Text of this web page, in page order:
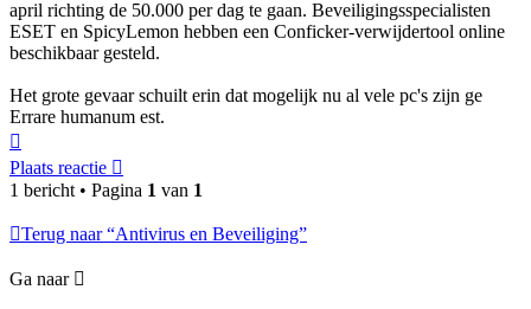
april richting de 50.000 per dag te gaan. Beveiligingsspecialisten
ESET en SpicyLemon hebben een Conficker-verwijdertool online
beschikbaar gesteld.
Het grote gevaar schuilt erin dat mogelijk nu al vele pc's zijn ge
Errare humanum est.
Plaats reactie
1 bericht • Pagina 1 van 1
Terug naar “Antivirus en Beveiliging”
Ga naar